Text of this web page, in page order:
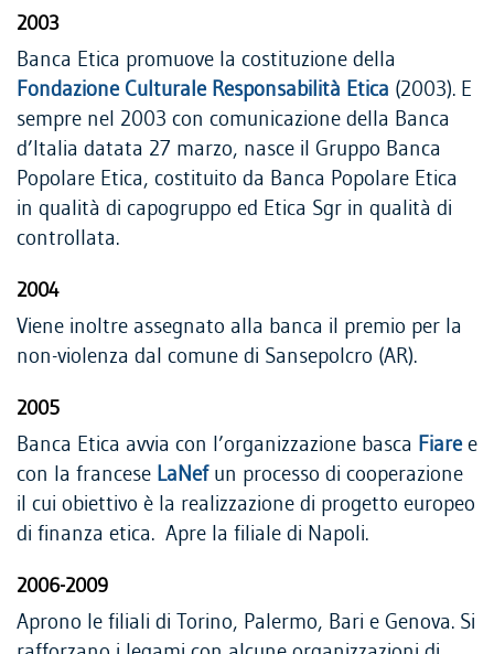
2003
Banca Etica promuove la costituzione della
Fondazione Culturale Responsabilità Etica (2003). E
sempre nel 2003 con comunicazione della Banca
d’Italia datata 27 marzo, nasce il Gruppo Banca
Popolare Etica, costituito da Banca Popolare Etica
in qualità di capogruppo ed Etica Sgr in qualità di
controllata.
2004
Viene inoltre assegnato alla banca il premio per la
non-violenza dal comune di Sansepolcro (AR).
2005
Banca Etica avvia con l’organizzazione basca Fiare e
con la francese LaNef un processo di cooperazione
il cui obiettivo è la realizzazione di progetto europeo
di finanza etica. Apre la filiale di Napoli.
2006-2009
Aprono le filiali di Torino, Palermo, Bari e Genova. Si